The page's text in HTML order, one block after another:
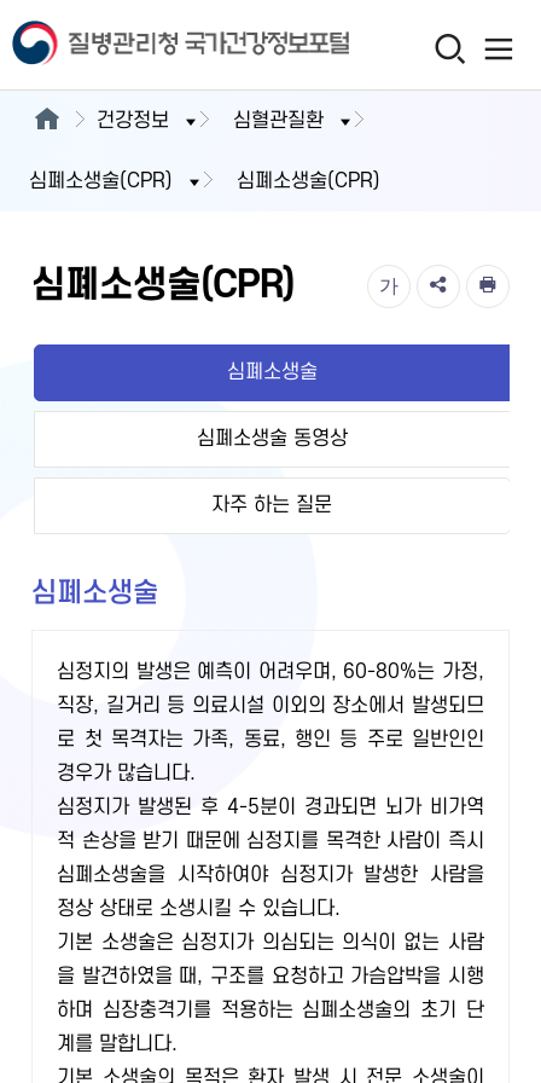
건강정보 심혈관질환
심폐소생술(CPR) 심폐소생술(CPR)
심폐소생술(CPR) 가
심폐소생술
심폐소생술 동영상
자주 하는 질문
심폐소생술
심정지의 발생은 예측이 어려우며, 60-80%는 가정,
직장, 길거리 등 의료시설 이외의 장소에서 발생되므
로 첫 목격자는 가족, 동료, 행인 등 주로 일반인인
경우가 많습니다.
심정지가 발생된 후 4-5분이 경과되면 뇌가 비가역
적 손상을 받기 때문에 심정지를 목격한 사람이 즉시
심폐소생술을 시작하여야 심정지가 발생한 사람을
정상 상태로 소생시킬 수 있습니다.
기본 소생술은 심정지가 의심되는 의식이 없는 사람
을 발견하였을 때, 구조를 요청하고 가슴압박을 시행
하며 심장충격기를 적용하는 심폐소생술의 초기 단
계를 말합니다.
기본 소생술의 목적은 환자 발생 시 전문 소생술이